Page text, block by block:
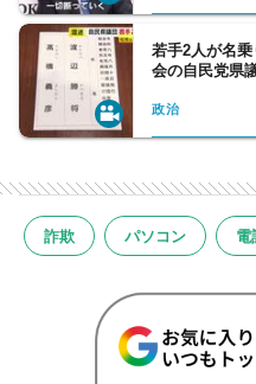
若手2人が名
会の自民党県
政治
詐欺 パソコン 電